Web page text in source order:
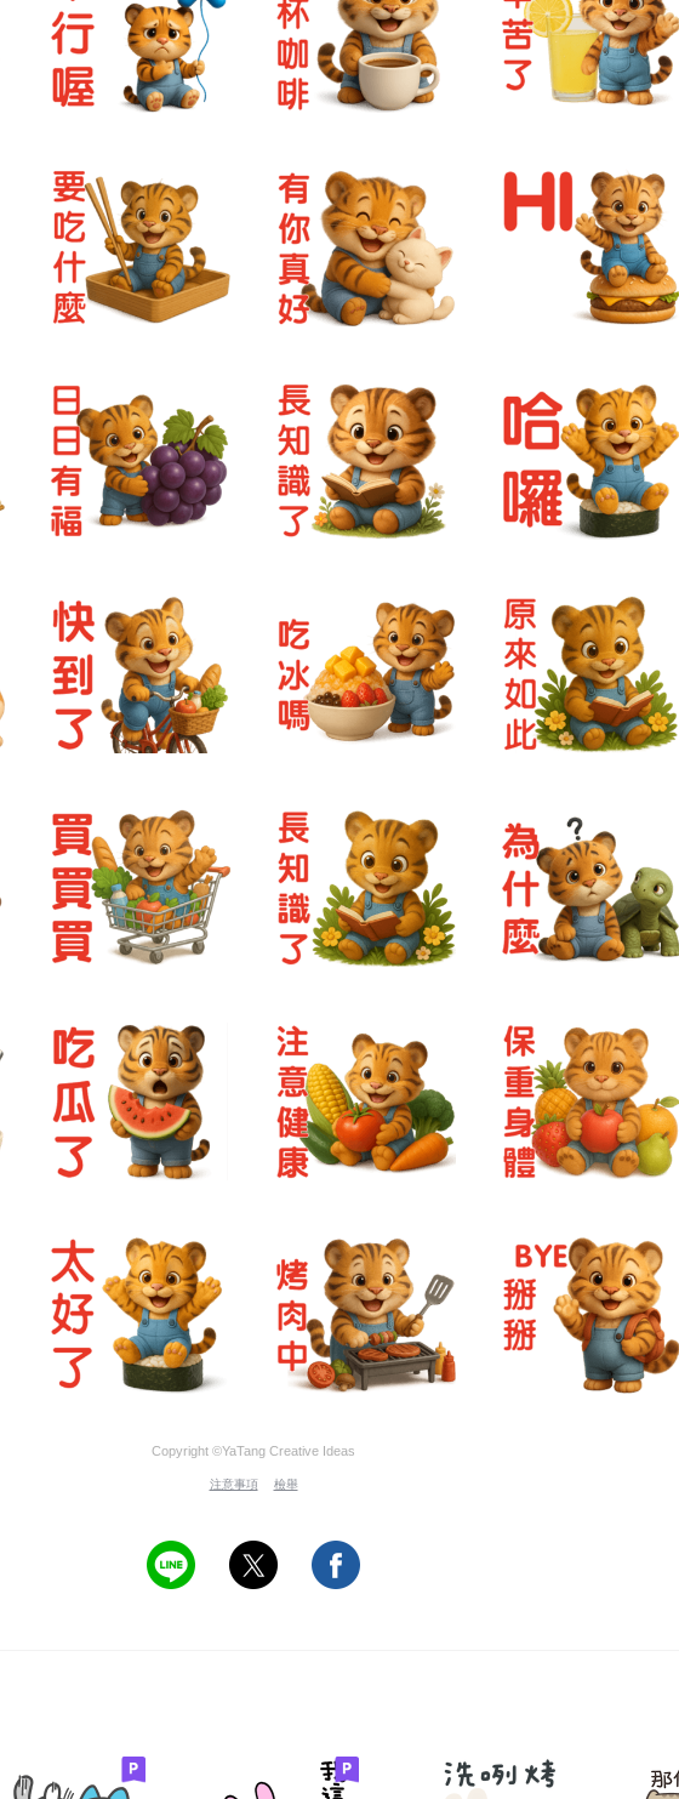
Copyright ©YaTang Creative Ideas
注意事項 檢舉